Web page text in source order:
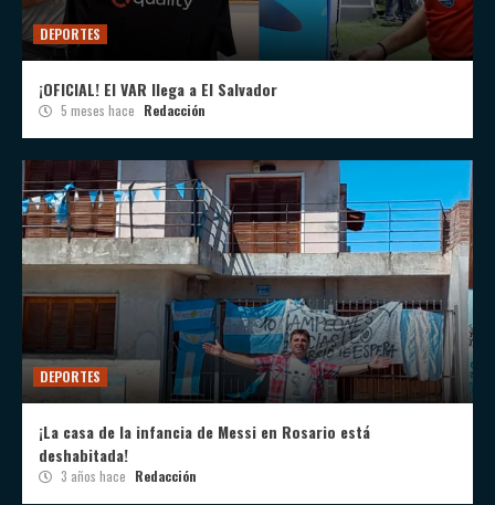
DEPORTES
¡OFICIAL! El VAR llega a El Salvador
5 meses hace Redacción
DEPORTES
¡La casa de la infancia de Messi en Rosario está
deshabitada!
3 años hace Redacción